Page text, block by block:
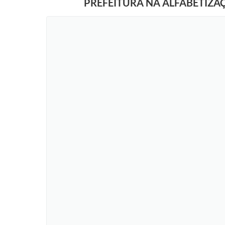
PREFEITURA NA